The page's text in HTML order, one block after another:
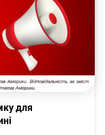
для